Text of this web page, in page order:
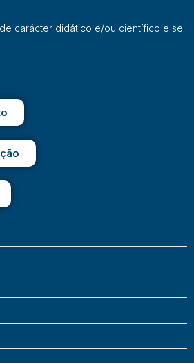
carácter didático e/ou científico e se